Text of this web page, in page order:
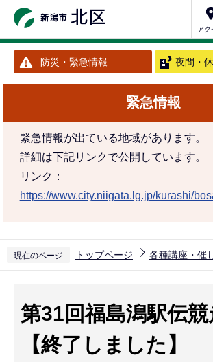
ジ
先
アク
防災・緊急情報 夜間・
緊急情報
緊急情報が出ている地域があります。
詳細は下記リンクで公開しています。
リンク：
https://www.city.niigata.lg.jp/kurashi/
現在のページ トップページ 各種講座・催
第31回福島潟駅伝
【終了しました】